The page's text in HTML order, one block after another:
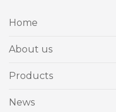
Home
About us
Products
News